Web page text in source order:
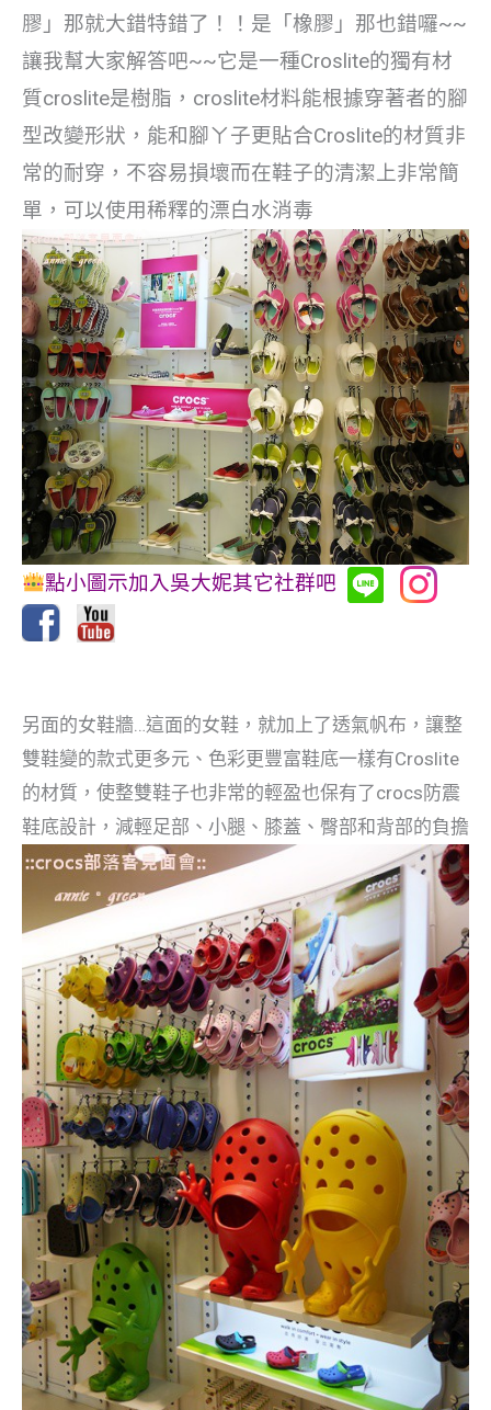
膠」那就大錯特錯了！！是「橡膠」那也錯囉~~
讓我幫大家解答吧~~它是一種Croslite的獨有材
質croslite是樹脂 ，croslite材料能根據穿著者的腳
型改變形狀，能和腳ㄚ子更貼合Croslite的材質非
常的耐穿，不容易損壞而在鞋子的清潔上非常簡
單，可以使用稀釋的漂白水消毒
點小圖示加入吳大妮其它社群吧
另面的女鞋牆…這面的女鞋，就加上了透氣帆布，讓整
雙鞋變的款式更多元、色彩更豐富鞋底一樣有Croslite
的材質，使整雙鞋子也非常的輕盈也保有了crocs防震
鞋底設計，減輕足部、小腿、膝蓋、臀部和背部的負擔